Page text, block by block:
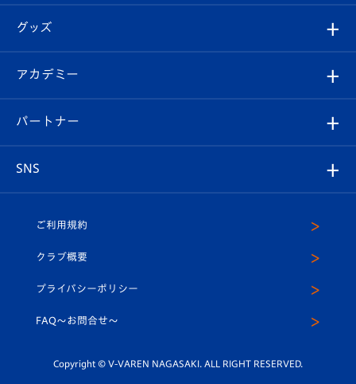
チケット
イベント
メディア
ホームタウン
スタッフプロフィール
マスコット紹介
平和祈念活動
ホームタウン活動
はじめての観戦ガイド
Revive Team
ヴィヴィくんの長崎おもてなしガイド
フォトギャラリー
スタジアムグルメ
チケット
V-LOVERS（ファンクラブ）
プレイヤーズスイート
グッズ
オンラインショップ
店舗情報
アカデミー
育成からのお知らせ
U-18
スクール
パートナー
SNS
ヴィヴィくんインスタグラム
公式LINE＠
ご利用規約
クラブ概要
プライバシーポリシー
FAQ〜お問合せ〜
Copyright © V-VAREN NAGASAKI. ALL RIGHT RESERVED.